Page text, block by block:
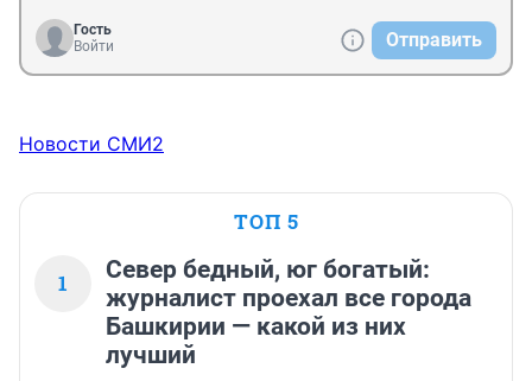
Гость
Войти
Отправить
Новости СМИ2
ТОП 5
1
Север бедный, юг богатый:
журналист проехал все города
Башкирии — какой из них
лучший